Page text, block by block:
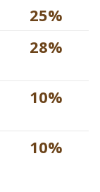
25%
28%
10%
10%